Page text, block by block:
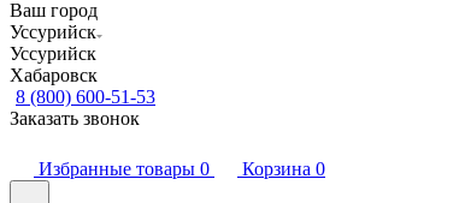
Ваш город
Уссурийск
Уссурийск
Хабаровск
8 (800) 600-51-53
Заказать звонок
Избранные товары 0 Корзина 0